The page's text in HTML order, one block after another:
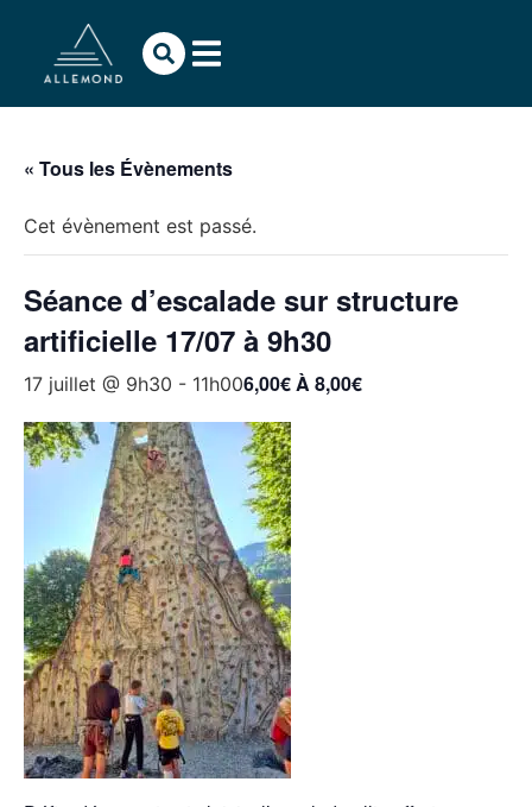
« Tous les Évènements
Cet évènement est passé.
Séance d’escalade sur structure
artificielle 17/07 à 9h30
17 juillet @ 9h30 - 11h006,00€ À 8,00€